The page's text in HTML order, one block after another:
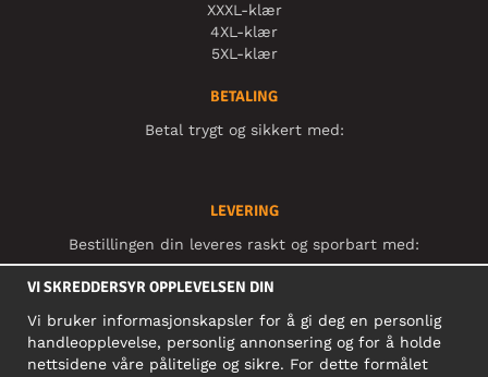
XXXL-klær
4XL-klær
5XL-klær
BETALING
Betal trygt og sikkert med:
LEVERING
Bestillingen din leveres raskt og sporbart med:
SOSIALE MEDIER
VI SKREDDERSYR OPPLEVELSEN DIN
Vi bruker informasjonskapsler for å gi deg en personlig
handleopplevelse, personlig annonsering og for å holde
nettsidene våre pålitelige og sikre. For dette formålet